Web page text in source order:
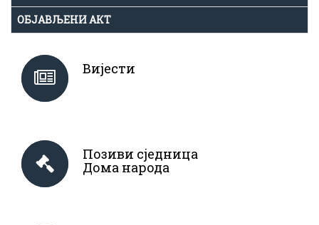
ОБЈАВЉЕНИ АКТ
Вијести
Позиви сједница
Дома народа